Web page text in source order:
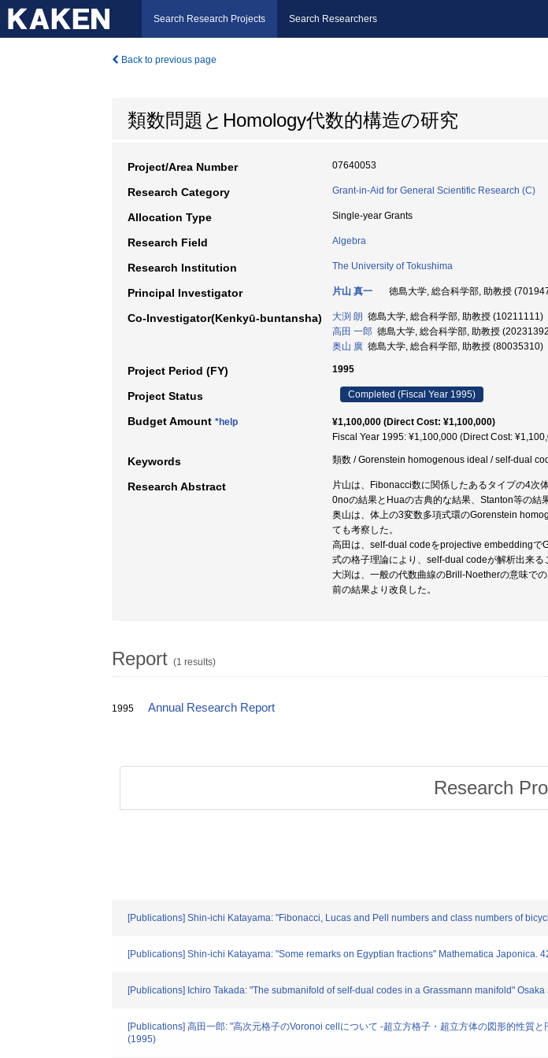
Search Research Projects Search Researchers
Back to previous page
類数問題とHomology代数的構造の研究
Project/Area Number 07640053
Research Category Grant-in-Aid for General Scientific Research (C)
Allocation Type Single-year Grants
Research Field Algebra
Research Institution The University of Tokushima
Principal Investigator 片山 真一 徳島大学, 総合科学部, 助教授
Co-Investigator(Kenkyū-buntansha) 大渕 朗 徳島大学, 総合科学部, 助教授 (10211111)
高田 一郎 徳島大学, 総合科学部, 助教授
奥山 廣 徳島大学, 総合科学部, 助教授 (80035310)
Project Period (FY) 1995
Project Status Completed (Fiscal Year 1995)
Budget Amount *help
¥1,100,000 (Direct Cost: ¥1,100,000)
Fiscal Year 1995: ¥1,100,000 (Direct Cost:
Keywords 類数 / Gorenstein homogenous ideal / self-dual
Research Abstract
片山は、Fibonacci数に関係したあるタイプの4次
0noの結果とHuaの古典的な結果、Stanton等の結
奥山は、体上の3変数多項式環のGorenstein
ても考察した。
高田は、self-dual codeをprojective embeddingで
式の格子理論により、self-dual codeが解析出来る
大渕は、一般の代数曲線のBrill-Noetherの意味で
前の結果より改良した。
Report (1 results)
1995 Annual Research Report
Research
[Publications] Shin-ichi Katayama: "Fibonacci, Lucas and Pell numbers and class numbers of
[Publications] Shin-ichi Katayama: "Some remarks on Egyptian fractions" Mathematica Japonica.
[Publications] Ichiro Takada: "The submanifold of self-dual codes in a Grassmann manifold"
[Publications] 高田一郎: "高次元格子のVoronoi cellについて -超立方格子・超立方体の図形的性質
(1995)